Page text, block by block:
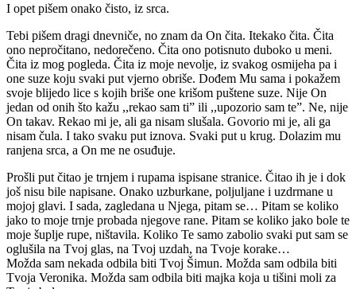
I opet pišem onako čisto, iz srca.
Tebi pišem dragi dnevniče, no znam da On čita. Itekako čita. Čita
ono nepročitano, nedorečeno. Čita ono potisnuto duboko u meni.
Čita iz mog pogleda. Čita iz moje nevolje, iz svakog osmijeha pa i
one suze koju svaki put vjerno obriše. Dođem Mu sama i pokažem
svoje blijedo lice s kojih briše one krišom puštene suze. Nije On
jedan od onih što kažu ,,rekao sam ti” ili ,,upozorio sam te”. Ne, nije
On takav. Rekao mi je, ali ga nisam slušala. Govorio mi je, ali ga
nisam čula. I tako svaku put iznova. Svaki put u krug. Dolazim mu
ranjena srca, a On me ne osuđuje.
Prošli put čitao je trnjem i rupama ispisane stranice. Čitao ih je i dok
još nisu bile napisane. Onako uzburkane, poljuljane i uzdrmane u
mojoj glavi. I sada, zagledana u Njega, pitam se… Pitam se koliko
jako to moje trnje probada njegove rane. Pitam se koliko jako bole te
moje šuplje rupe, ništavila. Koliko Te samo zabolio svaki put sam se
oglušila na Tvoj glas, na Tvoj uzdah, na Tvoje korake…
Možda sam nekada odbila biti Tvoj Šimun. Možda sam odbila biti
Tvoja Veronika. Možda sam odbila biti majka koja u tišini moli za